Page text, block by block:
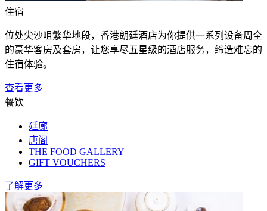
住宿
位处尖沙咀繁华地段，香港朗廷酒店为你提供一系列设备周全
的豪华客房及套房，让您享尽五星级的酒店服务，缔造难忘的
住宿体验。
查看更多
餐饮
廷廊
唐阁
THE FOOD GALLERY
GIFT VOUCHERS
了解更多